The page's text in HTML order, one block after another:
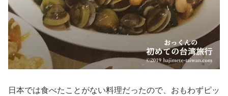
日本では食べたことがない料理だったので、おもわずピッ